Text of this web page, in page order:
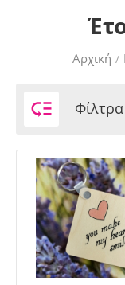
Αρχική /
 Φίλτρα